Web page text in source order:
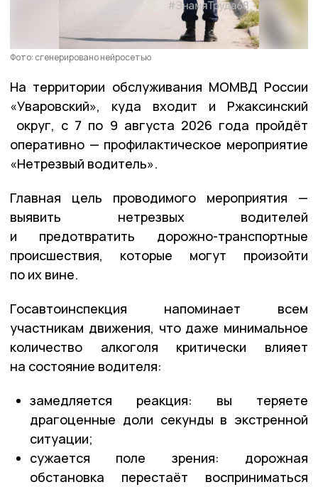
Фото: сгенерировано нейросетью
На территории обслуживания МОМВД России
«Уваровский», куда входит и Ржаксинский
округ, с 7 по 9 августа 2026 года пройдёт
оперативно — профилактическое мероприятие
«Нетрезвый водитель».
Главная цель проводимого мероприятия —
выявить нетрезвых водителей
и предотвратить дорожно-транспортные
происшествия, которые могут произойти
по их вине.
Госавтоинспекция напоминает всем
участникам движения, что даже минимальное
количество алкоголя критически влияет
на состояние водителя:
замедляется реакция: вы теряете
драгоценные доли секунды в экстренной
ситуации;
сужается поле зрения: дорожная
обстановка перестаёт восприниматься